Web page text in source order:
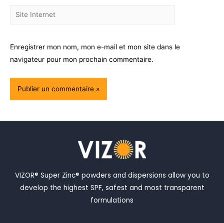
Enregistrer mon nom, mon e-mail et mon site dans le
navigateur pour mon prochain commentaire.
VIZOR® Super Zinc® powders and dispersions allow you to
develop the highest SPF, safest and most transparent
formulations